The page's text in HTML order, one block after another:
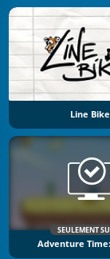
Line
SEULEMENT
Adventure